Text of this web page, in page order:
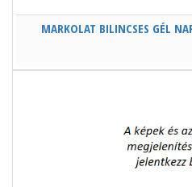
MARKOLAT BILINCSES GÉL